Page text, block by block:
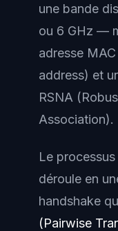
une bande
ou 6 GHz —
adresse
address) et
RSNA
Association).
Le
déroule en
handshake
(Pairwise